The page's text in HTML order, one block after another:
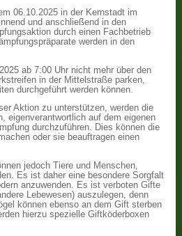
06.10.2025 in der Kernstadt im
und anschließend in den
durch einen Fachbetrieb
werden in den
ab 7:00 Uhr nicht mehr über den
in der Mittelstraße parken,
durchgeführt werden können.
Aktion zu unterstützen, werden die
eigenverantwortlich auf dem eigenen
durchzuführen. Dies können die
oder sie beauftragen einen
jedoch Tiere und Menschen,
Es ist daher eine besondere Sorgfalt
anzuwenden. Es ist verboten Gifte
Lebewesen) auszulegen, denn
können ebenso an dem Gift sterben
hierzu spezielle Giftköderboxen